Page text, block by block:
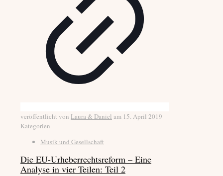
veröffentlicht von Laura & Daniel am 15. April 2019
Kategorien
Musik und Gesellschaft
Die EU-Urheberrechtsreform – Eine
Analyse in vier Teilen: Teil 2